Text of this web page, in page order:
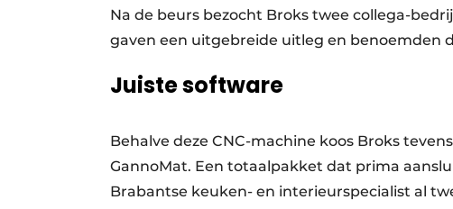
Na de beurs bezocht Broks twee collega-
gaven een uitgebreide uitleg en benoemden
Juiste software
Behalve deze CNC-machine koos Broks
GannoMat. Een totaalpakket dat prima
Brabantse keuken- en interieurspecialist al